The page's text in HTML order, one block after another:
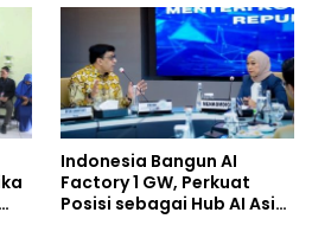
Indonesia Bangun AI
Factory 1 GW, Perkuat
Posisi sebagai Hub AI Asia